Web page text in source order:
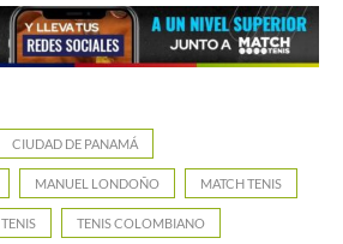
CIUDAD DE PANAMÁ
MANUEL LONDOÑO MATCH TENIS
TENIS TENIS COLOMBIANO